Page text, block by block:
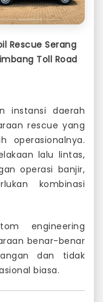
Rescue Serang
Toll Road
instansi daerah
rescue yang
operasionalnya.
lalu lintas,
operasi banjir,
kombinasi
engineering
benar-benar
dan tidak
biasa.